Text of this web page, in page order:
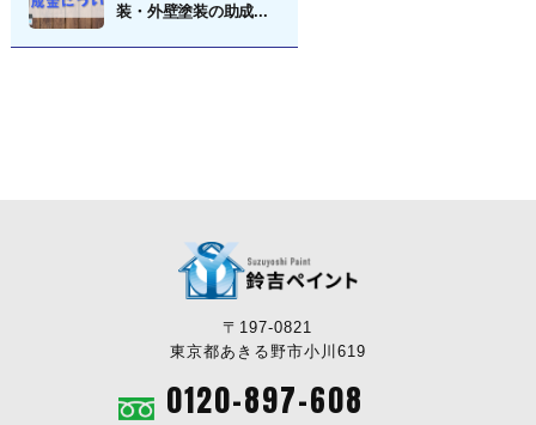
装・外壁塗装の助成...
〒197-0821
東京都あきる野市小川619
0120-897-608